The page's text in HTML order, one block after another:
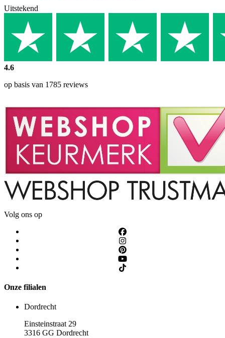
Uitstekend
4.6
op basis van 1785 reviews
Volg ons op
Onze filialen
Dordrecht
Einsteinstraat 29
3316 GG Dordrecht